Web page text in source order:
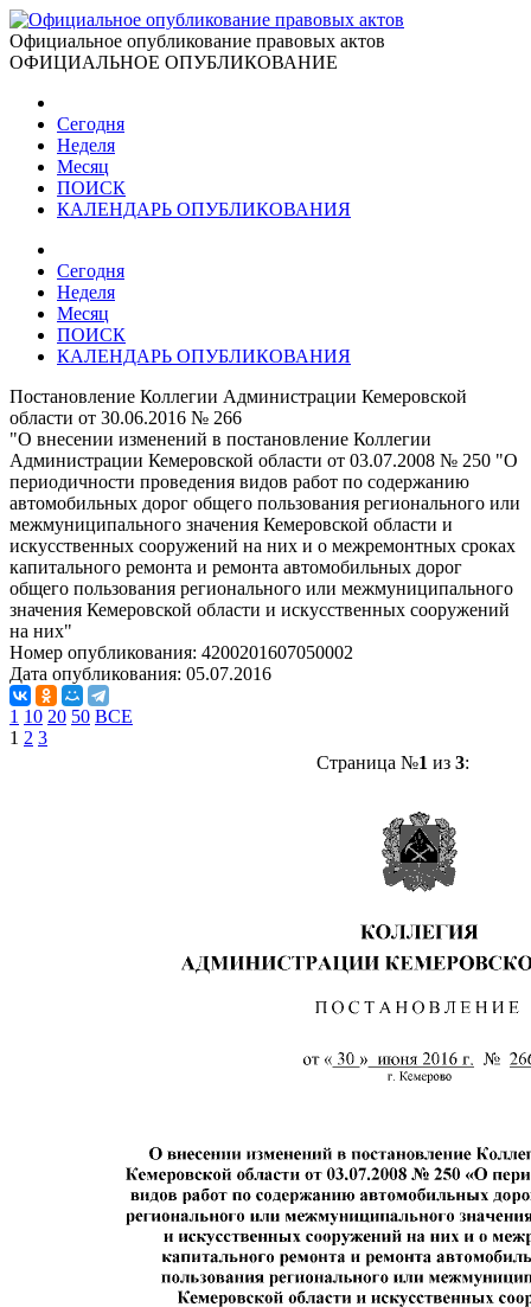
Официальное опубликование правовых актов
ОФИЦИАЛЬНОЕ ОПУБЛИКОВАНИЕ
Сегодня
Неделя
Месяц
ПОИСК
КАЛЕНДАРЬ ОПУБЛИКОВАНИЯ
Сегодня
Неделя
Месяц
ПОИСК
КАЛЕНДАРЬ ОПУБЛИКОВАНИЯ
Постановление Коллегии Администрации Кемеровской
области от 30.06.2016 № 266
"О внесении изменений в постановление Коллегии
Администрации Кемеровской области от 03.07.2008 № 250 "О
периодичности проведения видов работ по содержанию
автомобильных дорог общего пользования регионального или
межмуниципального значения Кемеровской области и
искусственных сооружений на них и о межремонтных сроках
капитального ремонта и ремонта автомобильных дорог
общего пользования регионального или межмуниципального
значения Кемеровской области и искусственных сооружений
на них"
Номер опубликования: 4200201607050002
Дата опубликования: 05.07.2016
1 10 20 50 ВСЕ
1 2 3
Страница №1 из 3: